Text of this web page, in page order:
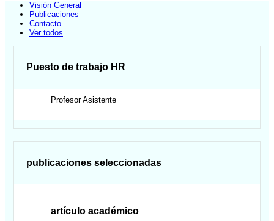
Visión General
Publicaciones
Contacto
Ver todos
Puesto de trabajo HR
Profesor Asistente
publicaciones seleccionadas
artículo académico